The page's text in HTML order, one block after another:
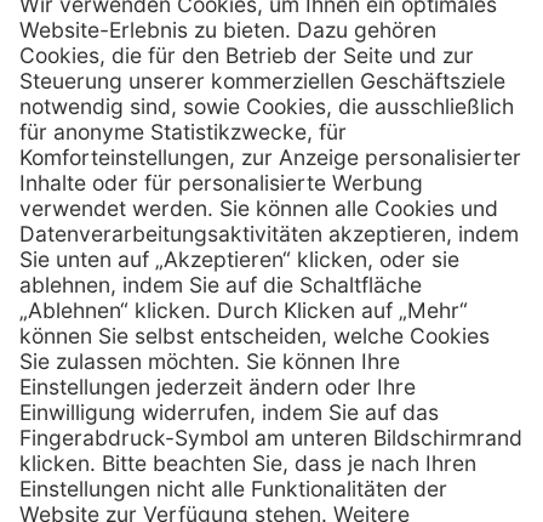
Firmensitz
PxD Praxis-Discount GmbH
Hans-Wunderlich-Straße 7
D-49078 Osnabrück
Telefon: 0800 - 600 66 30
Telefon:0800 - 07 01 96
E-Mail:info @ praxis-discount.de
Services
Serviceversprechen
Sprechstundenbedarf
Retoure anmelden
Hilfe
FAQs
Kontakt
Lob & Kritik
Zertifikat Rechtliches
Impressum